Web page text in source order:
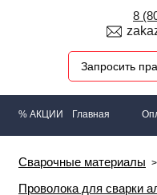
8
Запросить
% АКЦИИ Главная
Сварочные материалы
Проволока для сварки